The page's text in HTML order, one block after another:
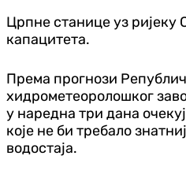
Црпне станице уз ријеку
капацитета.
Према прогнози
хидрометеоролошког
у наредна три дана
које не би требало
водостаја.